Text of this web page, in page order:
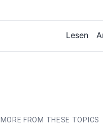
Lesen
MORE FROM THESE TOPICS